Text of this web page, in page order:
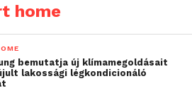
igazodó üzemmód is. Simán
reggel teljesen magától
talán a napod is jobban indul.
az első illető, akit elküldhetsz
helyett.
home
bemutatja új klímamegoldásait
lakossági légkondicionáló